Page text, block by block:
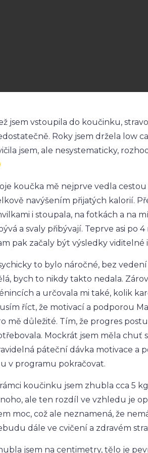
jsem vstoupila do koučinku,
Roky jsem držela low
jsem, ale nesystematicky,
koučka mě nejprve vedla cestou
navýšením přijatých kalorií.
i stoupala, na fotkách a na
a svaly přibývají. Teprve asi po
pak začaly být výsledky viditelné i
to bylo náročné, bez
bych to nikdy takto nedala.
a určovala mi také, kolik
říct, že motivací a podporou
mě důležité. Tím, že progres
Mockrát jsem měla chuť
páteční dávka motivace a
v programu pokračovat.
koučinku jsem zhubla cca 5
ale ten rozdíl ve vzhledu je
moc, což ale neznamená, že
dále ve cvičení a zdravém
jsem na centimetry, tělo je